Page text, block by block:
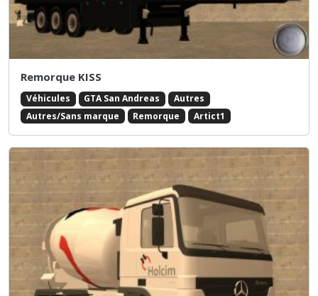
Remorque KISS
Véhicules GTA San Andreas
Autres
Autres/Sans marque
Remorque Artict1